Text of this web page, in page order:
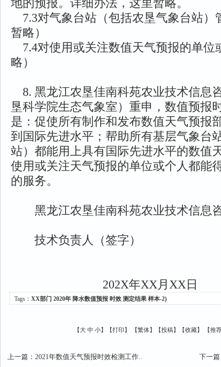
地的预报。详细办法，这里暂略。
7.3对气象台站（包括农垦气象台站）
暂略）
7.4对使用或关注数值天气预报的单位
略）
8. 黑龙江农垦佳南科苑农业技术信息
垦科学院生态气象室）重申，数值预报
是：促使所有制作和发布数值天气预报
到国际先进水平；帮助所有基层气象台
站）都能用上具有国际先进水平的数值
使用或关注天气预报的单位或个人都能
的服务。
黑龙江农垦佳南科苑农业技术信息
技术负责人（签字）
202X年XX月XX日
Tags： XX部门 2020年 降水数值预报 时效 测定结果 样本-2)
【 大 中 小】【打印 】 【繁体】【投稿】【收藏】 【推
上一篇 ： 2021年数值天气预报时效检测工作.. 下一篇